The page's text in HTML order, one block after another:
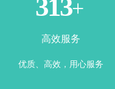
365+
高效服务
优质、高效，用心服务